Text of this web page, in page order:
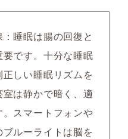
睡眠は腸の回復と
です。十分な睡眠
しい睡眠リズムを
は静かで暗く、適
スマートフォンや
ルーライトは脳を